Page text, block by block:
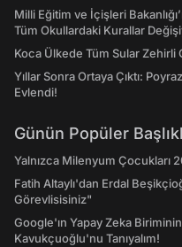
Milli Eğitim ve İçişleri
Tüm Okullardaki Kurallar
Koca Ülkede Tüm Sular Zehirli
Yıllar Sonra Ortaya Çıktı:
Evlendi!
Günün Popüler
Yalnızca Milenyum Çocukları
Fatih Altaylı'dan Erdal
Görevlisisiniz"
Google'ın Yapay Zeka
Kavukçuoğlu'nu Tanıyalım!